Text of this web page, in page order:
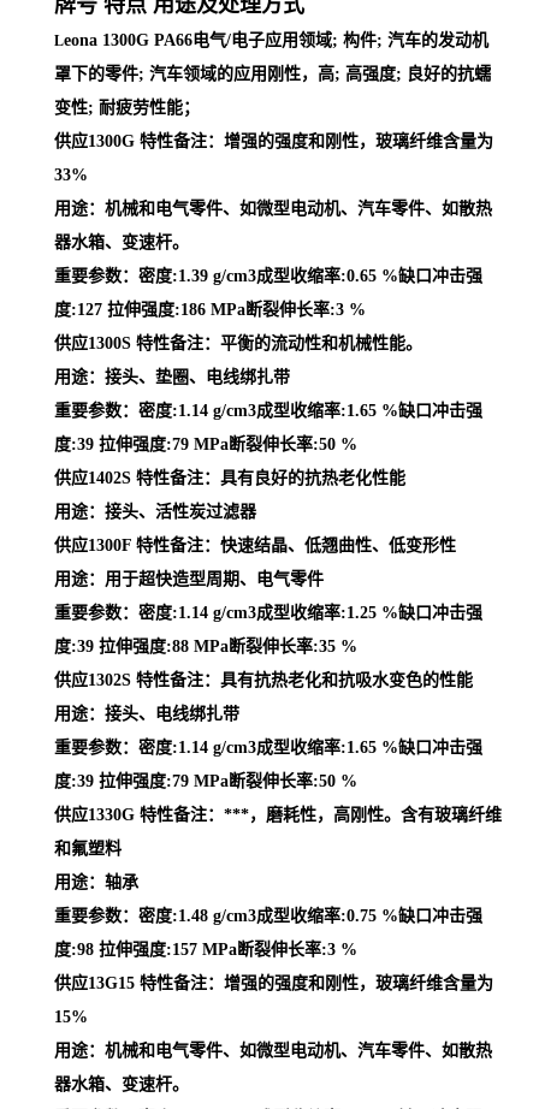
牌号 特点 用途及处理方式
Leona 1300G PA66电气/电子应用领域; 构件; 汽车的发动机
罩下的零件; 汽车领域的应用刚性，高; 高强度; 良好的抗蠕
变性; 耐疲劳性能；
供应1300G 特性备注：增强的强度和刚性，玻璃纤维含量为
33%
用途：机械和电气零件、如微型电动机、汽车零件、如散热
器水箱、变速杆。
重要参数：密度:1.39 g/cm3成型收缩率:0.65 %缺口冲击强
度:127 拉伸强度:186 MPa断裂伸长率:3 %
供应1300S 特性备注：平衡的流动性和机械性能。
用途：接头、垫圈、电线绑扎带
重要参数：密度:1.14 g/cm3成型收缩率:1.65 %缺口冲击强
度:39 拉伸强度:79 MPa断裂伸长率:50 %
供应1402S 特性备注：具有良好的抗热老化性能
用途：接头、活性炭过滤器
供应1300F 特性备注：快速结晶、低翘曲性、低变形性
用途：用于超快造型周期、电气零件
重要参数：密度:1.14 g/cm3成型收缩率:1.25 %缺口冲击强
度:39 拉伸强度:88 MPa断裂伸长率:35 %
供应1302S 特性备注：具有抗热老化和抗吸水变色的性能
用途：接头、电线绑扎带
重要参数：密度:1.14 g/cm3成型收缩率:1.65 %缺口冲击强
度:39 拉伸强度:79 MPa断裂伸长率:50 %
供应1330G 特性备注：***，磨耗性，高刚性。含有玻璃纤维
和氟塑料
用途：轴承
重要参数：密度:1.48 g/cm3成型收缩率:0.75 %缺口冲击强
度:98 拉伸强度:157 MPa断裂伸长率:3 %
供应13G15 特性备注：增强的强度和刚性，玻璃纤维含量为
15%
用途：机械和电气零件、如微型电动机、汽车零件、如散热
器水箱、变速杆。